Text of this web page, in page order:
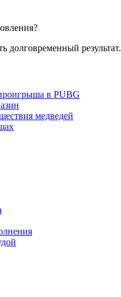
долговременный результат.
в PUBG
медведей